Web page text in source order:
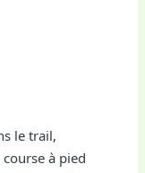
le trail,
à pied